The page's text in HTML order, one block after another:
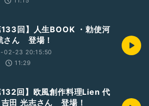
133回】人生BOOK ・勅使河
さん 登場！
02-23 20:15:50
11:29
132回】欧風創作料理Lien 代
田 光志さん 登場！